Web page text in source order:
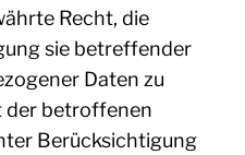
Recht, die
sie betreffender
Daten zu
der betroffenen
Berücksichtigung